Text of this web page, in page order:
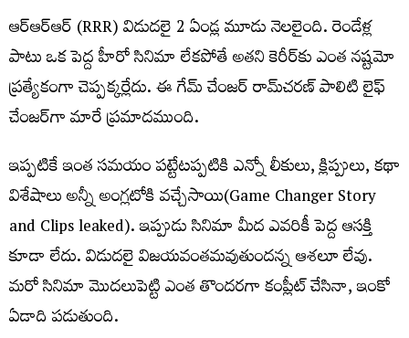
ఆర్ఆర్ఆర్(RRR) విడుదలై 2 ఏండ్ల మూడు నెలలైంది. రెండేళ్ల
పాటు ఒక పెద్ద హీరో సినిమా లేకపోతే అతని కెరీర్కు ఎంత నష్టమో
ప్రత్యేకంగా చెప్పక్కర్లేదు. ఈ గేమ్చేంజర్రామ్చరణ్పాలిటి లైఫ్
చేంజర్గా మారే ప్రమాదముంది.
ఇప్పటికే ఇంత సమయం పట్టేటప్పటికి ఎన్నో లీకులు, క్లిప్పులు, కథా
విశేషాలు అన్నీ అంగ్లటోకి వచ్చేసాయి(Game Changer Story
and Clips leaked). ఇప్పుడు సినిమా మీద ఎవరికీ పెద్ద ఆసక్తి
కూడా లేదు. విడుదలై విజయవంతమవుతుందన్న ఆశలూ లేవు.
మరో సినిమా మొదలుపెట్టి ఎంత తొందరగా కంప్లీట్చేసినా, ఇంకో
ఏడాది పడుతుంది.